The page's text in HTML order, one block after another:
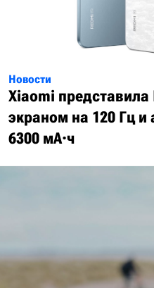
Новости
Xiaomi представила
экраном на 120 Гц и
6300 мА·ч